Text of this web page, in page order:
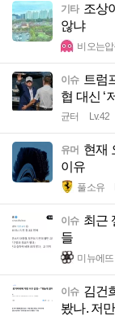
기타 조상
않냐
비오는
이슈
트럼
협 대신 ‘
균터 Lv.42
유머 현재
이유
풀소유
이슈 최근
들
미뉴에뜨
이슈 김건
봤나. 저